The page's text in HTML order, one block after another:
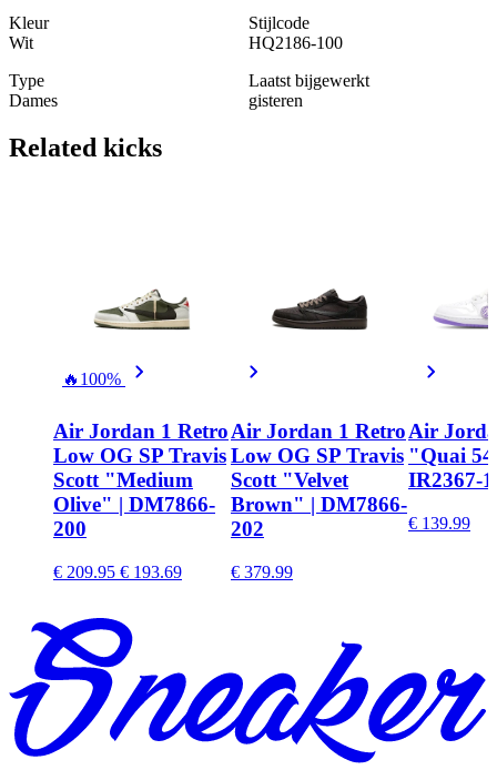
Kleur
Wit
Stijlcode
HQ2186-100
Type
Dames
Laatst bijgewerkt
gisteren
Related kicks
🔥 100%
Air Jordan 1 Retro
Low OG SP Travis
Scott "Medium
Olive" | DM7866-
200
€ 209.95 € 193.69
Air Jordan 1 Retro
Low OG SP Travis
Scott "Velvet
Brown" | DM7866-
202
€ 379.99
Air
"Quai
IR2367-
€ 139.99